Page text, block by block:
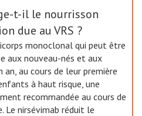
t-il le nourrisson
due au VRS ?
monoclonal qui peut être
aux nouveau-nés et aux
au cours de leur première
à haut risque, une
recommandée au cours de
Le nirsévimab réduit le